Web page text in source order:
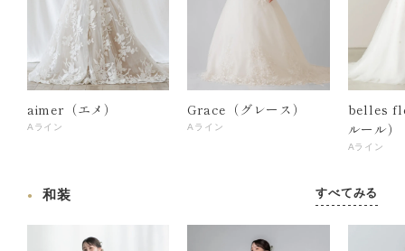
aimer（エメ）
Aライン
Grace（グレース）
Aライン
belles
ルール）
Aライン
和装 すべてみる